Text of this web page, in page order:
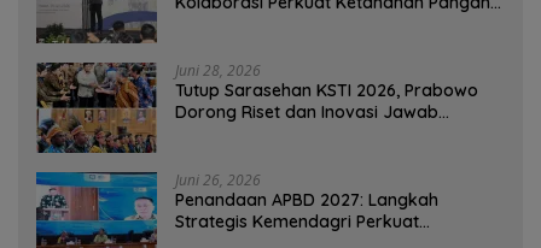
Juni 28, 2026
Tutup Sarasehan KSTI 2026, Prabowo
Dorong Riset dan Inovasi Jawab
Juni 26, 2026
Penandaan APBD 2027: Langkah
Strategis Kemendagri Perkuat